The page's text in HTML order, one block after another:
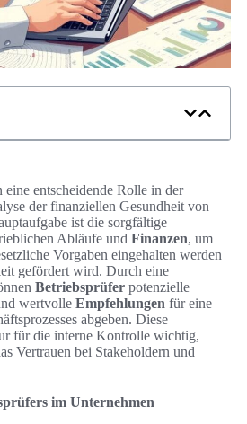
eine entscheidende Rolle in der
der finanziellen Gesundheit von
ist die sorgfältige
Abläufe und Finanzen, um
Vorgaben eingehalten werden
gefördert wird. Durch eine
Betriebsprüfer potenzielle
wertvolle Empfehlungen für eine
abgeben. Diese
für die interne Kontrolle wichtig,
Vertrauen bei Stakeholdern und
im Unternehmen